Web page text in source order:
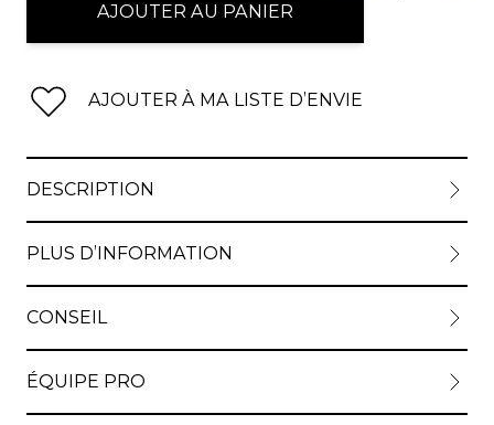
AJOUTER AU PANIER
AJOUTER À MA LISTE D’ENVIE
DESCRIPTION
PLUS D’INFORMATION
CONSEIL
ÉQUIPE PRO